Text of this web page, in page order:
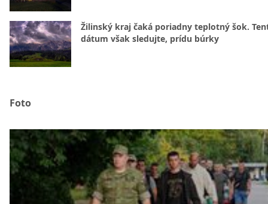
Žilinský kraj čaká poriadny teplotný šok.
dátum však sledujte, prídu búrky
Foto